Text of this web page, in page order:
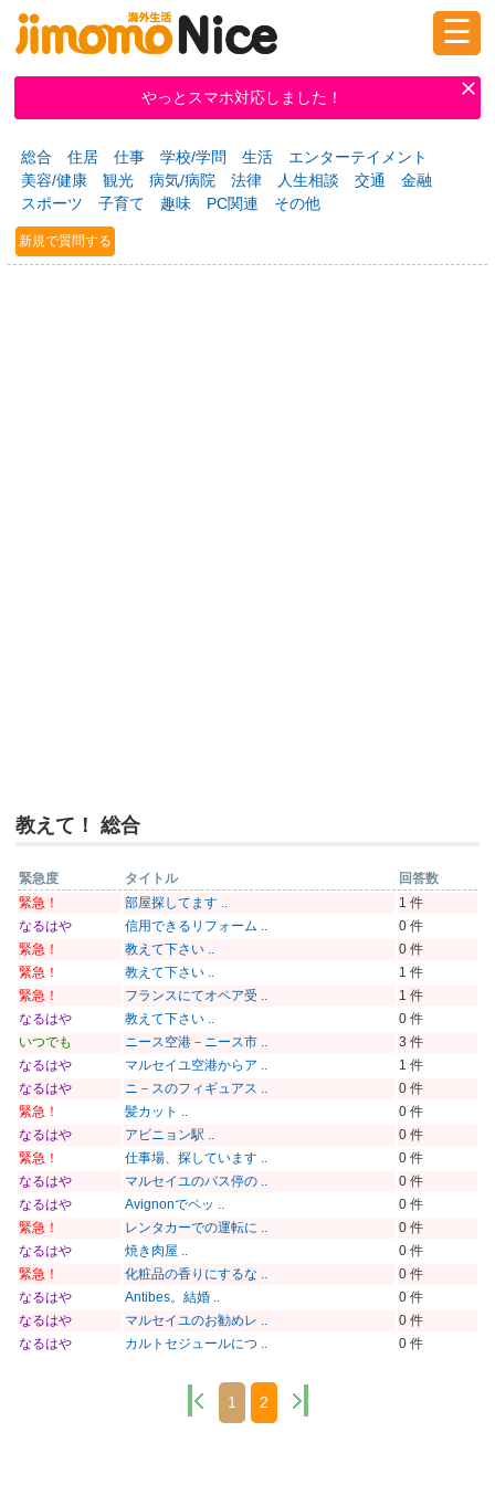
ログイン 新規登録
掲示板 タウン情報 教えて！
ニュース
☰
やっとスマホ対応しました！
総合 住居 仕事 学校/学問 生活
エンターテイメント
美容/健康
観光 病気/病院 法律 人生相談 交通
金融
スポーツ
子育て 趣味 PC関連 その他
新規で質問する
教えて！ 総合
緊急度 タイトル
回答数
緊急！
部屋探してます ..
1 件
なるはや
信用できるリフォーム ..
0 件
緊急！
教えて下さい ..
0 件
緊急！
教えて下さい ..
1 件
緊急！
フランスにてオペア受 ..
1 件
なるはや
教えて下さい ..
0 件
いつでも
ニース空港－ニース市 ..
3 件
なるはや
マルセイユ空港からア ..
1 件
なるはや
ニ－スのフィギュアス ..
0 件
緊急！
髪カット ..
0 件
なるはや
アビニョン駅 ..
0 件
緊急！
仕事場、探しています ..
0 件
なるはや
マルセイユのバス停の ..
0 件
なるはや
Avignonでペッ ..
0 件
緊急！
レンタカーでの運転に ..
0 件
なるはや
焼き肉屋 ..
0 件
緊急！
化粧品の香りにするな ..
0 件
なるはや
Antibes。結婚 ..
0 件
なるはや
マルセイユのお勧めレ ..
0 件
なるはや
カルトセジュールにつ .. 0 件
1 2